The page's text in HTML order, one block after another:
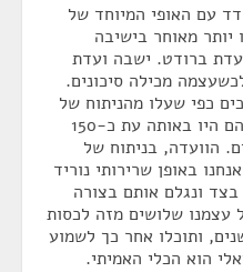
עם האופי המיוחד של
יותר מאוחר בישיבה
ברודט. ישבה ועדת
מכילה סיכונים.
כפי שעלו מהניתוח של
מלמטה למעלה, הביא לצרכים שהם היו באותה עת כ-150
הוועדה, בניתוח של
באופן שרירותי נוריד
ונגלם אותם בצורה
עצמנו שלושים מזה לכסות
ותוכלו אחר כך לשמוע
הוא הכלי האמיתי.